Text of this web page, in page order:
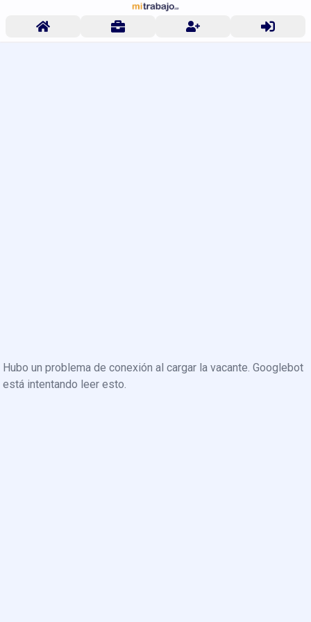
Hubo un problema de conexión al cargar la vacante. Googlebot
está intentando leer esto.